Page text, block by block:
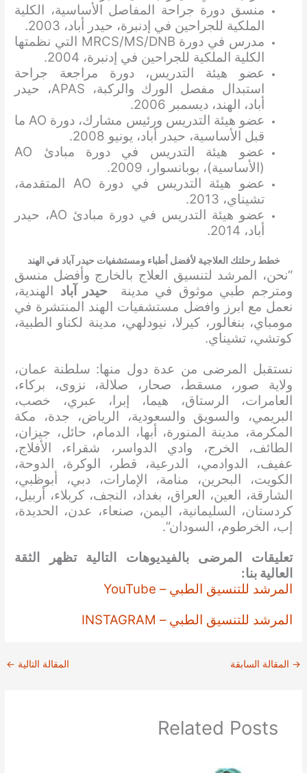
منسق دورة جراحة المفاصل الأساسية، الكلية
الملكية للجراحين في إدنبرة، حيدر أباد، 2003.
مدرس في دورة MRCS/MS/DNB التي نظمتها
الكلية الملكية للجراحين في إدنبرة، 2004.
عضو هيئة التدريس، دورة مراجعة جراحة
استبدال مفصل الورك والركبة، APAS، حيدر
أباد، الهند، ديسمبر 2006.
عضو هيئة التدريس ورئيس مشارك، دورة AO ما
قبل الأساسية، حيدر أباد، يونيو 2008.
عضو هيئة التدريس في دورة مبادئ AO
(الأساسية)، بوبانسوار، 2009.
عضو هيئة التدريس في دورة AO المتقدمة،
تشيناي، 2013.
عضو هيئة التدريس في دورة مبادئ AO، حيدر
أباد، 2014.
خطط رحلتك العلاجية لأفضل أطباء ومستشفيات حيدر آباد في الهند
“نحن، المرشد لتنسيق العلاج بالخارج وأفضل منسق
ومترجم طبي موثوق في مدينة
حيدر آباد الهندية،
نعمل مع ابرز وافضل مستشفيات الهند المنتشرة في
مومباي، بنغالور، كيرلا، نيودلهي، مدينة لكناو الطبية،
كوتشي، تشيناي.
نستقبل المرضى من عدة دول منها: سلطنة عمان،
ولاية صور، مسقط، صحار، صلالة، نزوى، بركاء،
العامرات، الرستاق، هيما، إبرا، عبري، خصب،
البريمي، والسويق والسعودية، الرياض، جدة، مكة
المكرمة، مدينة المنورة، أبها، الدمام، حائل، جيزان،
الطائف، الخرج، وادي الدواسر، شقراء، الأفلاج،
عفيف، الدوادمي، الدرعية، قطر، الوكرة، الدوحة،
الكويت، البحرين، منامة، الإمارات، دبي، أبوظبي،
الشارقة، العين، العراق، بغداد، النجف، كربلاء، أربيل،
كردستان، السليمانية، اليمن، صنعاء، عدن، الحديدة،
إب، الخرطوم، السودان”.
تعليقات المرضى بالفيديوهات التالية تظهر الثقة
العالية بنا:
المرشد للتنسيق الطبي – YouTube
المرشد للتنسيق الطبي – INSTAGRAM
→ المقالة السابقة المقالة التالية ←
Related Posts